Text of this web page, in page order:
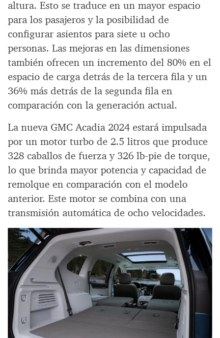
altura. Esto se traduce en un mayor espacio
para los pasajeros y la posibilidad de
configurar asientos para siete u ocho
personas. Las mejoras en las dimensiones
también ofrecen un incremento del 80% en el
espacio de carga detrás de la tercera fila y un
36% más detrás de la segunda fila en
comparación con la generación actual.
La nueva GMC Acadia 2024 estará impulsada
por un motor turbo de 2.5 litros que produce
328 caballos de fuerza y 326 lb-pie de torque,
lo que brinda mayor potencia y capacidad de
remolque en comparación con el modelo
anterior. Este motor se combina con una
transmisión automática de ocho velocidades.